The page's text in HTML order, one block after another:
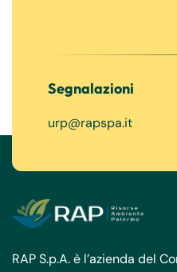
Segnalazioni
urp@rapspa.it
RAP S.p.A. è l’azienda del